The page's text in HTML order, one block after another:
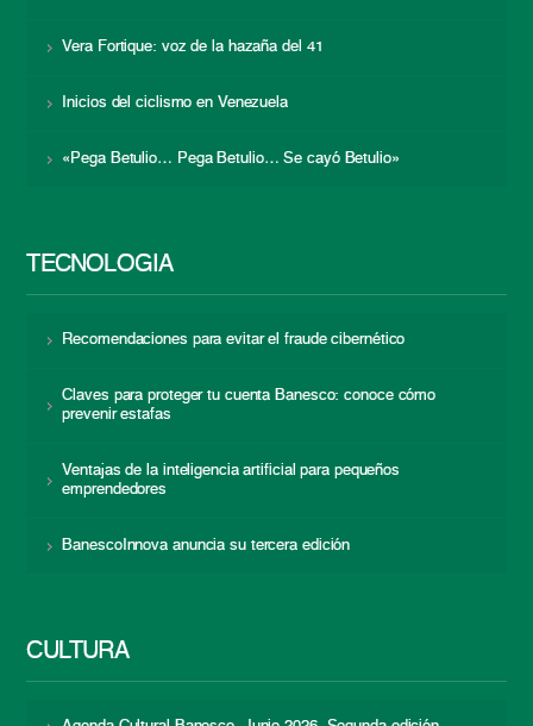
Vera Fortique: voz de la hazaña del 41
Inicios del ciclismo en Venezuela
«Pega Betulio… Pega Betulio… Se cayó Betulio»
TECNOLOGÍA
Recomendaciones para evitar el fraude cibernético
Claves para proteger tu cuenta Banesco: conoce cómo
prevenir estafas
Ventajas de la inteligencia artificial para pequeños
emprendedores
BanescoInnova anuncia su tercera edición
CULTURA